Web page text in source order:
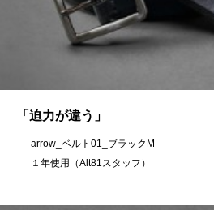
「迫力が違う」
arrow_ベルト01_ブラックM
１年使用（Alt81スタッフ）